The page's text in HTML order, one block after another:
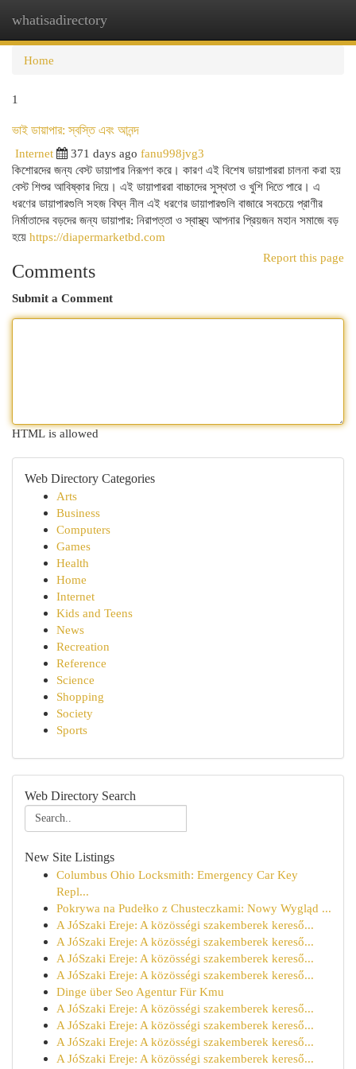
whatisadirectory
Home
1
ভাই ডায়াপার: স্বস্তি এবং আনন্দ
Internet
371 days ago fanu998jvg3
কিশোরদের জন্য বেস্ট ডায়াপার নিরূপণ করে। কারণ এই বিশেষ ডায়াপাররা চালনা করা হয়
বেস্ট শিশুর আবিষ্কার দিয়ে। এই ডায়াপাররা বাচ্চাদের সুস্থতা ও খুশি দিতে পারে। এ
ধরণের ডায়াপারগুলি সহজ বিঘ্ন নীল এই ধরণের ডায়াপারগুলি বাজারে সবচেয়ে প্রাণীর
নির্মাতাদের বড়দের জন্য ডায়াপার: নিরাপত্তা ও স্বাস্থ্য আপনার প্রিয়জন মহান সমাজে বড়
হয়ে https://diapermarketbd.com
Report this page
Comments
Submit a Comment
HTML is allowed
Web Directory Categories
Arts
Business
Computers
Games
Health
Home
Internet
Kids and Teens
News
Recreation
Reference
Science
Shopping
Society
Sports
Web Directory Search
New Site Listings
Columbus Ohio Locksmith: Emergency Car Key
Repl...
Pokrywa na Pudełko z Chusteczkami: Nowy Wygląd ...
A JóSzaki Ereje: A közösségi szakemberek kereső...
A JóSzaki Ereje: A közösségi szakemberek kereső...
A JóSzaki Ereje: A közösségi szakemberek kereső...
A JóSzaki Ereje: A közösségi szakemberek kereső...
Dinge über Seo Agentur Für Kmu
A JóSzaki Ereje: A közösségi szakemberek kereső...
A JóSzaki Ereje: A közösségi szakemberek kereső...
A JóSzaki Ereje: A közösségi szakemberek kereső...
A JóSzaki Ereje: A közösségi szakemberek kereső...